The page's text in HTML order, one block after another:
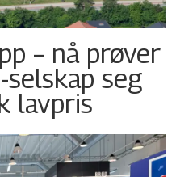
– nå prøver
seg
lavpris